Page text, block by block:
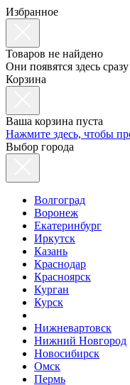
Избранное
Товаров не найдено
Они появятся здесь
Корзина
Ваша корзина пуста
Нажмите здесь, чтобы
Выбор города
Волгоград
Воронеж
Екатеринбург
Иркутск
Казань
Краснодар
Красноярск
Курган
Курск
Нижневартовск
Нижний Новгород
Новосибирск
Омск
Пермь